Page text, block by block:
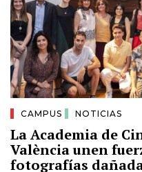
CAMPUS NOTICIAS
La Academia de
València unen
fotografías